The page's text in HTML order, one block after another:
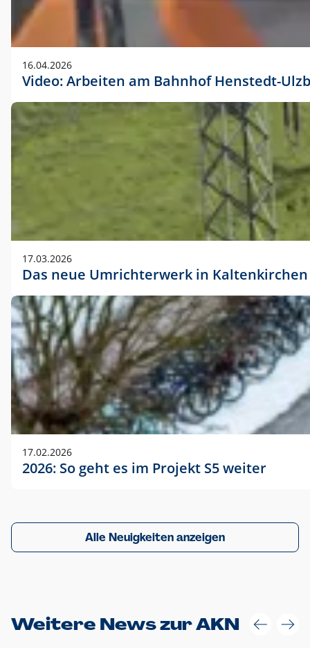
16.04.2026
Video: Arbeiten am Bahnhof Henstedt-
17.03.2026
Das neue Umrichterwerk in Kaltenkirchen
17.02.2026
2026: So geht es im Projekt S5 weiter
Alle Neuigkeiten anzeigen
Weitere News zur AKN